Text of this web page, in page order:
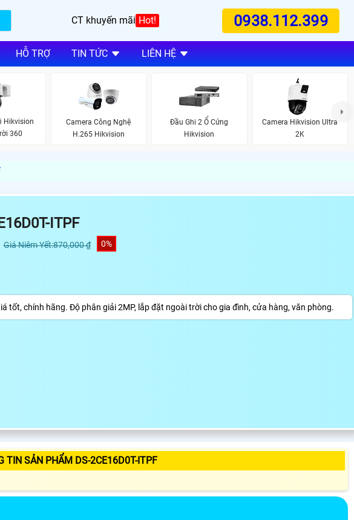
CT khuyến mãi Hot! 0938.112.399
HỖ TRỢ TIN TỨC LIÊN HỆ
Hikvision
360
Camera Công Nghệ
H.265 Hikvision
Đầu Ghi 2 Ổ Cứng
Hikvision
Camera Hikvision Ultra
2K
ITPF
Giá Niêm Yết:870,000 ₫ 0%
tốt, chính hãng. Độ phân giải 2MP, lắp đặt ngoài trời cho gia đình, cửa hàng, văn phòng.
TIN SẢN PHẨM DS-2CE16D0T-ITPF